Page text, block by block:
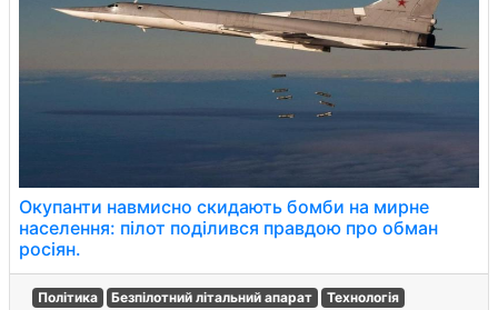
Окупанти навмисно скидають бомби на мирне
населення: пілот поділився правдою про обман
росіян.
Політика Безпілотний літальний апарат Технологія